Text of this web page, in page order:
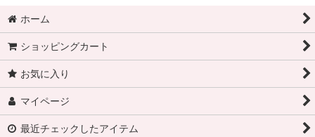
ホーム
ショッピングカート
お気に入り
マイページ
最近チェックしたアイテム